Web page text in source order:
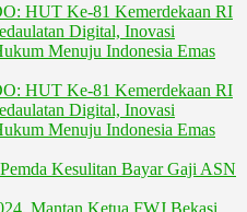
HUT Ke-81 Kemerdekaan RI
Digital, Inovasi
Menuju Indonesia Emas
HUT Ke-81 Kemerdekaan RI
Digital, Inovasi
Menuju Indonesia Emas
Kesulitan Bayar Gaji ASN
Mantan Ketua FWJ Bekasi